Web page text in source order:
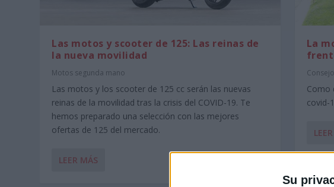
Su
Las motos y scooter de 125: Las reinas de
la nueva movilidad
Motos segunda mano
Las motos y los scooter de 125 cc serán las nuevas
reinas de la movilidad tras la crisis del COVID-19. Te
hemos preparado una selección con las mejores
ofertas de 125 del mercado.
LEER MÁS
La
Como
covid-